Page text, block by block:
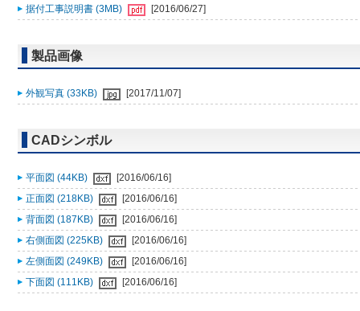
据付工事説明書 (3MB) [2016/06/27]
製品画像
外観写真 (33KB) [2017/11/07]
CADシンボル
平面図 (44KB)
[2016/06/16]
正面図 (218KB)
[2016/06/16]
背面図 (187KB)
[2016/06/16]
右側面図 (225KB)
[2016/06/16]
左側面図 (249KB)
[2016/06/16]
下面図 (111KB)
[2016/06/16]